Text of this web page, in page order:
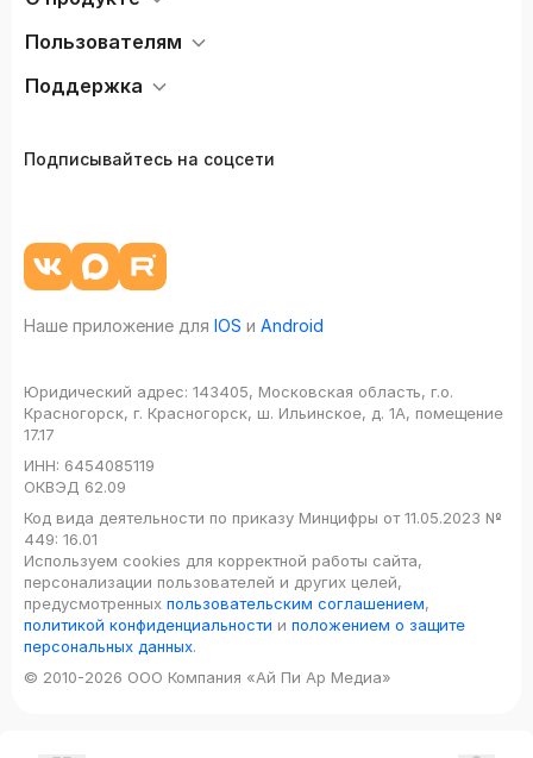
Пользователям
Поддержка
Подписывайтесь на соцсети
Наше приложение для IOS и Android
Юридический адрес: 143405, Московская область, г.о.
Красногорск, г. Красногорск, ш. Ильинское, д. 1А, помещение
17.17
ИНН: 6454085119
ОКВЭД 62.09
Код вида деятельности по приказу Минцифры от 11.05.2023 №
449: 16.01
Используем cookies для корректной работы сайта,
персонализации пользователей и других целей,
предусмотренных пользовательским соглашением,
политикой конфиденциальности и положением о защите
персональных данных.
© 2010-2026 ООО Компания «Ай Пи Ар Медиа»